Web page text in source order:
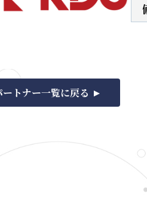
ートナー一覧に戻る